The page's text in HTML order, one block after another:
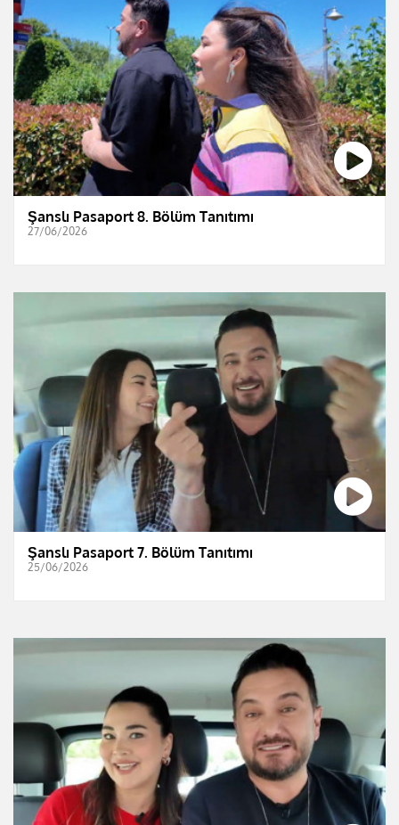
Şanslı Pasaport 8. Bölüm Tanıtımı
27/06/2026
Şanslı Pasaport 7. Bölüm Tanıtımı
25/06/2026